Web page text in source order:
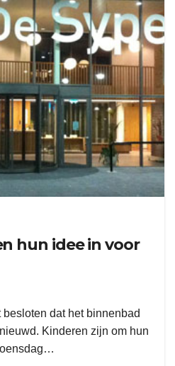
hun idee in voor
dat het binnenbad
Kinderen zijn om hun